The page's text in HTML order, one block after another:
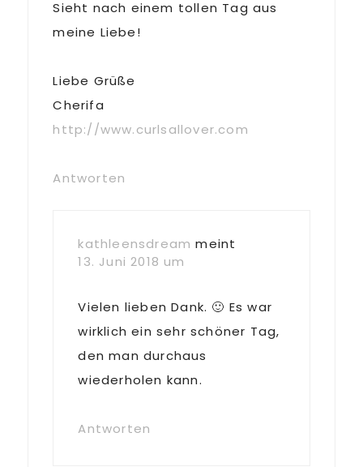
Sieht nach einem tollen Tag aus
meine Liebe!
Liebe Grüße
Cherifa
http://www.curlsallover.com
Antworten
kathleensdream meint
13. Juni 2018 um
Vielen lieben Dank. 🙂 Es war
wirklich ein sehr schöner Tag,
den man durchaus
wiederholen kann.
Antworten